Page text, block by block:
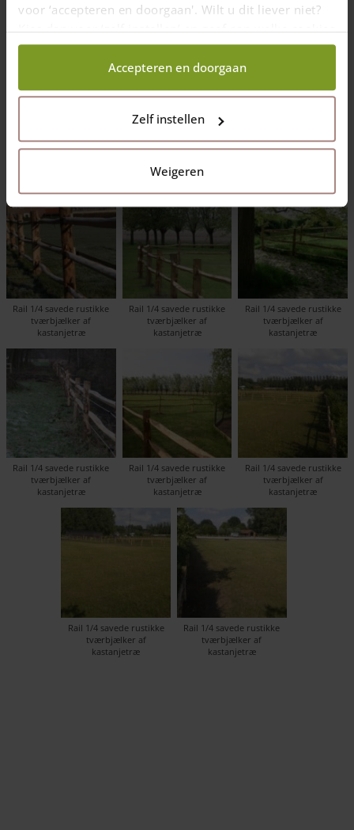
voor ‘accepteren en doorgaan'. Wilt u dit liever niet?
Kies dan voor ‘zelf instellen’ en geef aan welke cookies
wij wel mogen verzamelen.
Accepteren en doorgaan
Zelf instellen
Weigeren
savede tværbjælker af kastanjetrætil vores Post & Rail hegn i 2-
Rail 1/4 savede rustikke
tværbjælker af
kastanjetræ
Rail 1/4 savede rustikke
tværbjælker af
kastanjetræ
Rail 1/4 savede rustikke
tværbjælker af
kastanjetræ
Rail 1/4 savede rustikke
tværbjælker af
kastanjetræ
Rail 1/4 savede rustikke
tværbjælker af
kastanjetræ
Rail 1/4 savede rustikke
tværbjælker af
kastanjetræ
Rail 1/4 savede rustikke
tværbjælker af
kastanjetræ
Rail 1/4 savede rustikke
tværbjælker af
kastanjetræ